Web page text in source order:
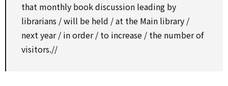
that monthly bookdiscussion leading by
librarians / will be held / at the Main library /
next year / in order/ to increase / the number of
visitors.//